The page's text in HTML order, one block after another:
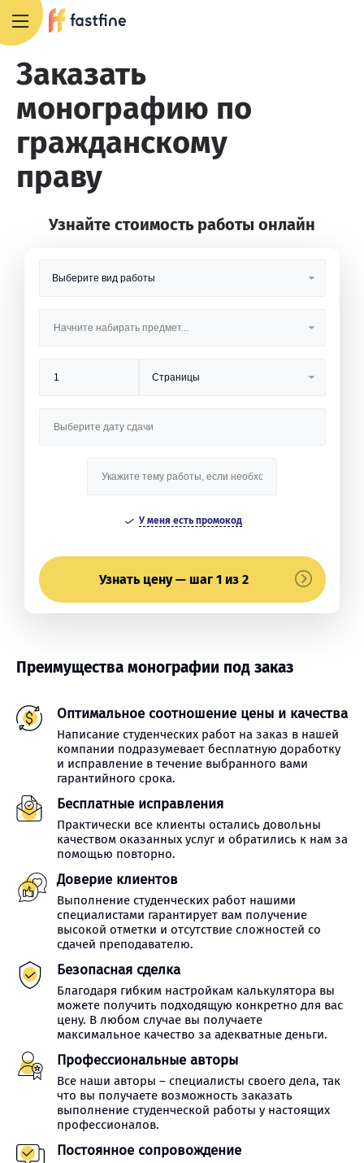
Заказать
монографию по
гражданскому
праву
Узнайте стоимость работы онлайн
У меня есть промокод
Узнать цену — шаг 1 из 2
Преимущества монографии под заказ
Оптимальное соотношение цены и качества
Написание студенческих работ на заказ в нашей
компании подразумевает бесплатную доработку
и исправление в течение выбранного вами
гарантийного срока.
Бесплатные исправления
Практически все клиенты остались довольны
качеством оказанных услуг и обратились к нам за
помощью повторно.
Доверие клиентов
Выполнение студенческих работ нашими
специалистами гарантирует вам получение
высокой отметки и отсутствие сложностей со
сдачей преподавателю.
Безопасная сделка
Благодаря гибким настройкам калькулятора вы
можете получить подходящую конкретно для вас
цену. В любом случае вы получаете
максимальное качество за адекватные деньги.
Профессиональные авторы
Все наши авторы – специалисты своего дела, так
что вы получаете возможность заказать
выполнение студенческой работы у настоящих
профессионалов.
Постоянное сопровождение